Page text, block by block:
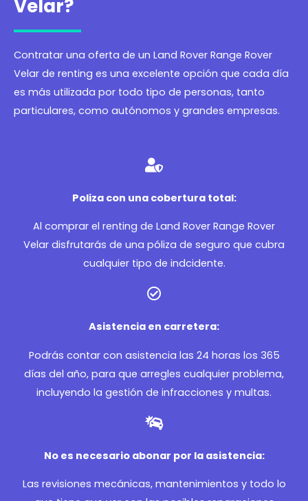
Velar?
Contratar una oferta de un Land Rover Range Rover
Velar de renting es una excelente opción que cada día
es más utilizada por todo tipo de personas, tanto
particulares, como autónomos y grandes empresas.
Poliza con una cobertura total:
Al comprar el renting de Land Rover Range Rover
Velar disfrutarás de una póliza de seguro que cubra
cualquier tipo de indcidente.
Asistencia en carretera:
Podrás contar con asistencia las 24 horas los 365
días del año, para que arregles cualquier problema,
incluyendo la gestión de infracciones y multas.
No es necesario abonar por la asistencia:
Las revisiones mecánicas, mantenimientos y todo lo